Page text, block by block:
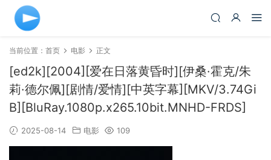
当前位置： 首页 电影 正文
[ed2k][2004][爱在日落黄昏时][伊桑·霍克/朱
莉·德尔佩][剧情/爱情][中英字幕][MKV/3.74Gi
B][BluRay.1080p.x265.10bit.MNHD-FRDS]
2025-08-14 电影 109